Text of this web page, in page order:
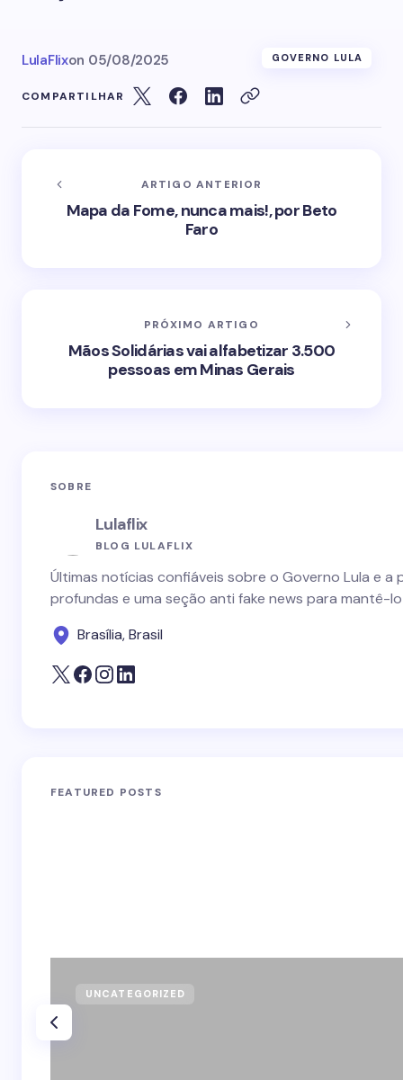
LulaFlixon 05/08/2025 GOVERNO LULA
COMPARTILHAR
ARTIGO ANTERIOR
Mapa da Fome, nunca mais!, por Beto
Faro
PRÓXIMO ARTIGO
Mãos Solidárias vai alfabetizar 3.500
pessoas em Minas Gerais
SOBRE
Lulaflix
BLOG LULAFLIX
Últimas notícias confiáveis sobre o Governo Lula e
profundas e uma seção anti fake news para mantê-
Brasília, Brasil
FEATURED POSTS
UNCATEGORIZED